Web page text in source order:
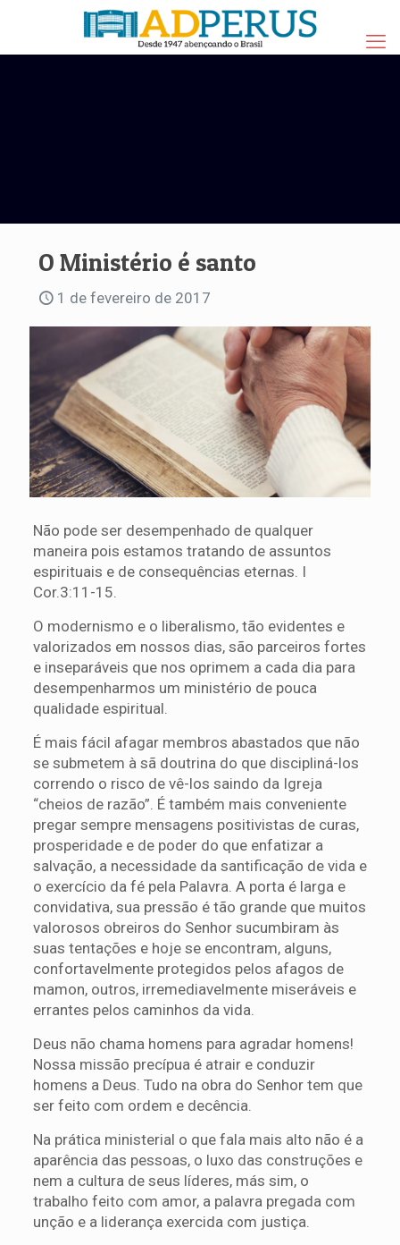
O Ministério é santo
1 de fevereiro de 2017
Não pode ser desempenhado de qualquer
maneira pois estamos tratando de assuntos
espirituais e de consequências eternas. I
Cor.3:11-15.
O modernismo e o liberalismo, tão evidentes e
valorizados em nossos dias, são parceiros fortes
e inseparáveis que nos oprimem a cada dia para
desempenharmos um ministério de pouca
qualidade espiritual.
É mais fácil afagar membros abastados que não
se submetem à sã doutrina do que discipliná-los
correndo o risco de vê-los saindo da Igreja
“cheios de razão”. É também mais conveniente
pregar sempre mensagens positivistas de curas,
prosperidade e de poder do que enfatizar a
salvação, a necessidade da santificação de vida e
o exercício da fé pela Palavra. A porta é larga e
convidativa, sua pressão é tão grande que muitos
valorosos obreiros do Senhor sucumbiram às
suas tentações e hoje se encontram, alguns,
confortavelmente protegidos pelos afagos de
mamon, outros, irremediavelmente miseráveis e
errantes pelos caminhos da vida.
Deus não chama homens para agradar homens!
Nossa missão precípua é atrair e conduzir
homens a Deus. Tudo na obra do Senhor tem que
ser feito com ordem e decência.
Na prática ministerial o que fala mais alto não é a
aparência das pessoas, o luxo das construções e
nem a cultura de seus líderes, más sim, o
trabalho feito com amor, a palavra pregada com
unção e a liderança exercida com justiça.